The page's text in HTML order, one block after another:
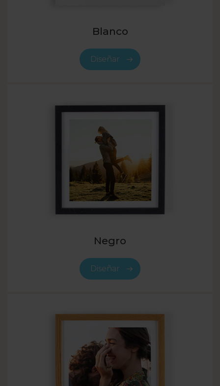
Blanco
Diseñar
Negro
Diseñar